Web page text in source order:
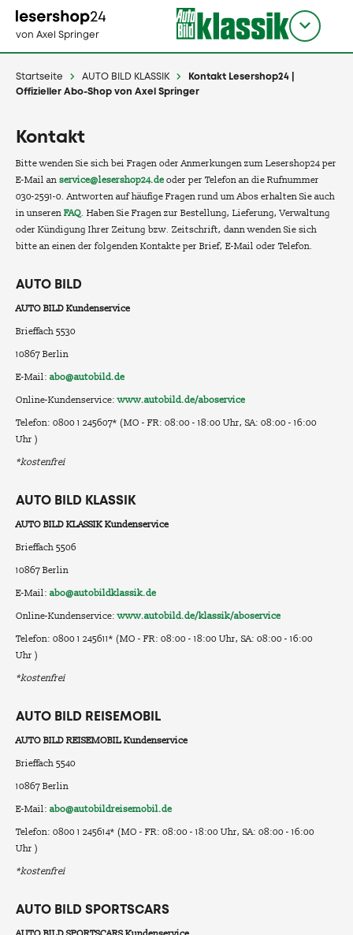
zum
Inhalt
von Axel Springer
Titel
Startseite AUTO BILD KLASSIK
Kontakt Lesershop24 |
Offizieller Abo-Shop von Axel Springer
Kontakt
Bitte wenden Sie sich bei Fragen oder Anmerkungen zum Lesershop24 per
E-Mail an service@lesershop24.de oder per Telefon an die Rufnummer
030-2591-0. Antworten auf häufige Fragen rund um Abos erhalten Sie auch
in unseren FAQ. Haben Sie Fragen zur Bestellung, Lieferung, Verwaltung
oder Kündigung Ihrer Zeitung bzw. Zeitschrift, dann wenden Sie sich
bitte an einen der folgenden Kontakte per Brief, E-Mail oder Telefon.
AUTO BILD
AUTO BILD Kundenservice
Brieffach 5530
10867 Berlin
E-Mail: abo@autobild.de
Online-Kundenservice:www.autobild.de/aboservice
Telefon: 0800 1 245607* (MO - FR: 08:00 - 18:00 Uhr, SA: 08:00 - 16:00
Uhr )
*kostenfrei
AUTO BILD KLASSIK
AUTO BILD KLASSIK Kundenservice
Brieffach 5506
10867 Berlin
E-Mail: abo@autobildklassik.de
Online-Kundenservice: www.autobild.de/klassik/aboservice
Telefon: 0800 1 245611* (MO - FR: 08:00 - 18:00 Uhr, SA: 08:00 - 16:00
Uhr )
*kostenfrei
AUTO BILD REISEMOBIL
AUTO BILD REISEMOBIL Kundenservice
Brieffach 5540
10867 Berlin
E-Mail: abo@autobildreisemobil.de
Telefon: 0800 1 245614* (MO - FR: 08:00 - 18:00 Uhr, SA: 08:00 - 16:00
Uhr )
*kostenfrei
AUTO BILD SPORTSCARS